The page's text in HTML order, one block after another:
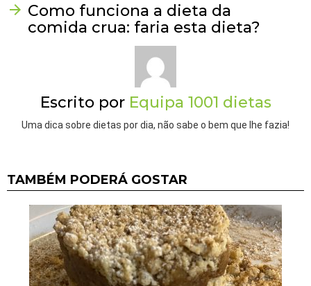
Como funciona a dieta da
comida crua: faria esta dieta?
Escrito por Equipa 1001 dietas
Uma dica sobre dietas por dia, não sabe o bem que lhe fazia!
TAMBÉM PODERÁ GOSTAR